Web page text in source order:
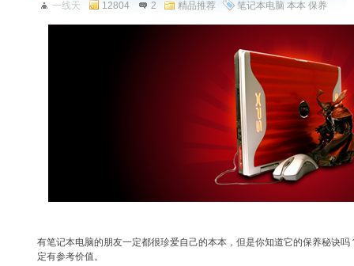
一线天 12804 2 精品推荐 笔记本电脑 本本 保养
有笔记本电脑的朋友一定都很珍爱自己的本本，但是你知道它的保养秘诀
定有参考价值。